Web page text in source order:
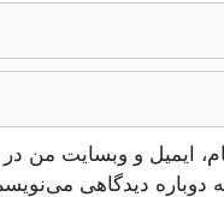
ایمیل و وبسایت من
دوباره دیدگاهی